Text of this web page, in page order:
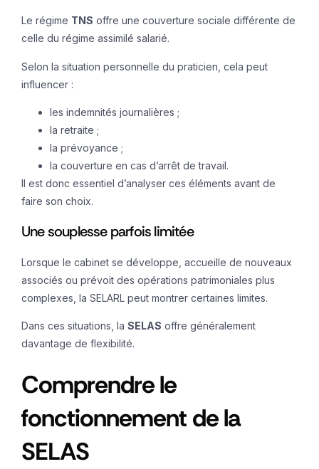
Le régime TNS offre une couverture sociale différente de
celle du régime assimilé salarié.
Selon la situation personnelle du praticien, cela peut
influencer :
les indemnités journalières ;
la retraite ;
la prévoyance ;
la couverture en cas d’arrêt de travail.
Il est donc essentiel d’analyser ces éléments avant de
faire son choix.
Une souplesse parfois limitée
Lorsque le cabinet se développe, accueille de nouveaux
associés ou prévoit des opérations patrimoniales plus
complexes, la SELARL peut montrer certaines limites.
Dans ces situations, la SELAS offre généralement
davantage de flexibilité.
Comprendre le
fonctionnement de la
SELAS